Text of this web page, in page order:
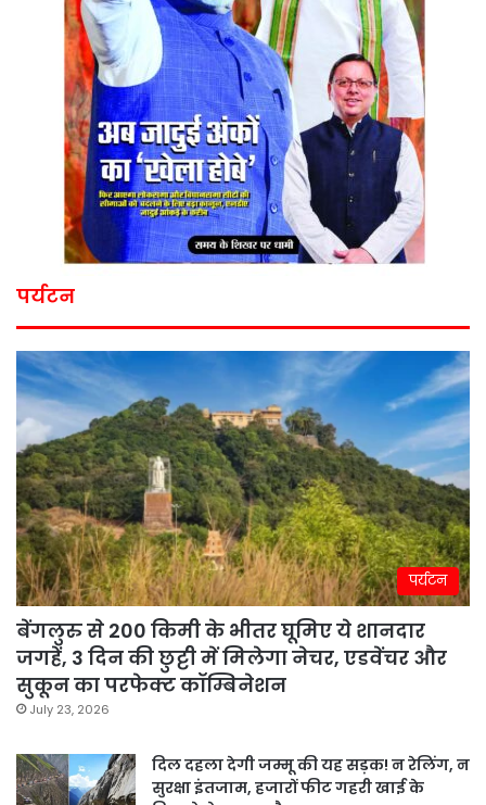
पर्यटन
पर्यटन
बेंगलुरु से 200 किमी के भीतर घूमिए ये शानदार
जगहें, 3 दिन की छुट्टी में मिलेगा नेचर, एडवेंचर और
सुकून का परफेक्ट कॉम्बिनेशन
July 23, 2026
दिल दहला देगी जम्मू की यह सड़क! न रेलिंग, न
सुरक्षा इंतजाम, हजारों फीट गहरी खाई के